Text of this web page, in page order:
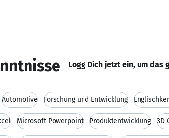
Logg Dich jetzt ein, um das
Automotive Forschung und Entwicklung
Microsoft Powerpoint Produktentwicklung 3D